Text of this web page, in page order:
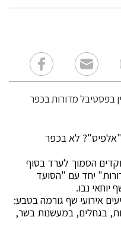
"אלפיס"? לא בכפר
הסמוך לערד בסוף
יחד עם "הסועד
נבו.
אירועי שף גורמה בטבע:
בגחלים, במעשנות בשר,